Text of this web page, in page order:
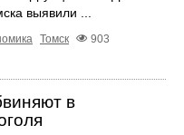
выявили ...
Томск
903
в